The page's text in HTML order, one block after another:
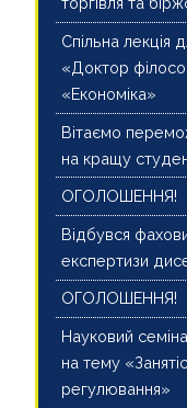
Спільна лекція
«Доктор
«Економіка»
Вітаємо
на кращу
ОГОЛОШЕННЯ!
Відбувся
експертизи
ОГОЛОШЕННЯ!
Науковий
на тему
регулювання»